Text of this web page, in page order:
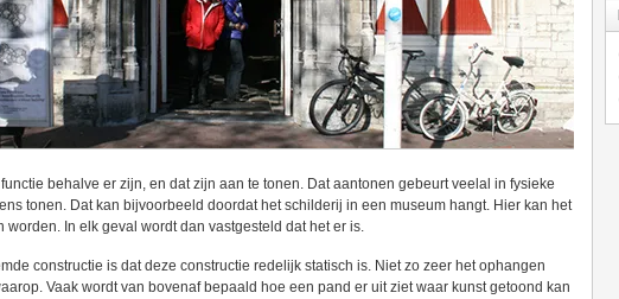
behalve er zijn, en dat zijn aan te tonen. Dat aantonen gebeurt veelal in fysieke
tonen. Dat kan bijvoorbeeld doordat het schilderij in een museum hangt. Hier kan het
worden. In elk geval wordt dan vastgesteld dat het er is.
constructie is dat deze constructie redelijk statisch is. Niet zo zeer het ophangen
Vaak wordt van bovenaf bepaald hoe een pand er uit ziet waar kunst getoond kan